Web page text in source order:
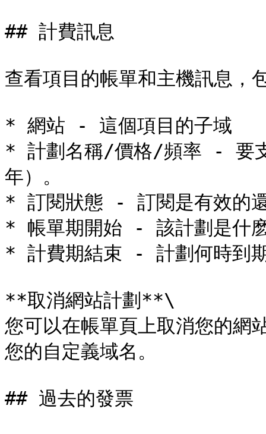
## 計費訊息
查看項目的帳單和主機訊息，
* 網站 - 這個項目的子域
* 計劃名稱/價格/頻率 - 要支
年）。
* 訂閱狀態 - 訂閱是有效的
* 帳單期開始 - 該計劃是什
* 計費期結束 - 計劃何時到
**取消網站計劃**\
您可以在帳單頁上取消您的網
您的自定義域名。
## 過去的發票